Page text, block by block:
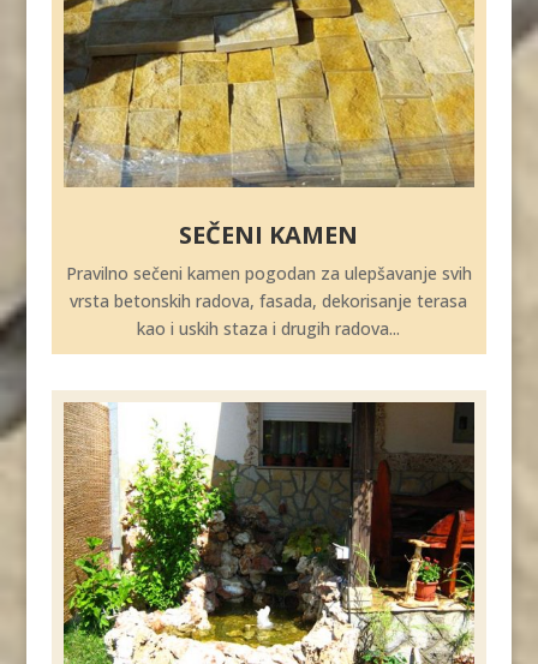
SEČENI KAMEN
Pravilno sečeni kamen pogodan za ulepšavanje svih
vrsta betonskih radova, fasada, dekorisanje terasa
kao i uskih staza i drugih radova...